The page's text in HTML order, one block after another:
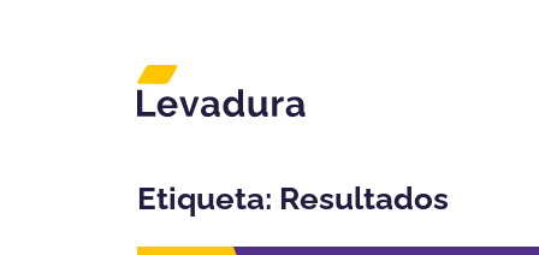
Agencia de marketing
Etiqueta: Resultados